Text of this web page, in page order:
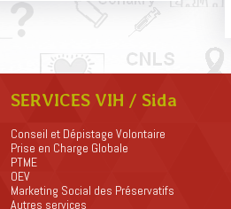
SERVICES VIH / Sida
Conseil et Dépistage Volontaire
Prise en Charge Globale
PTME
OEV
Marketing Social des Préservatifs
Autres services